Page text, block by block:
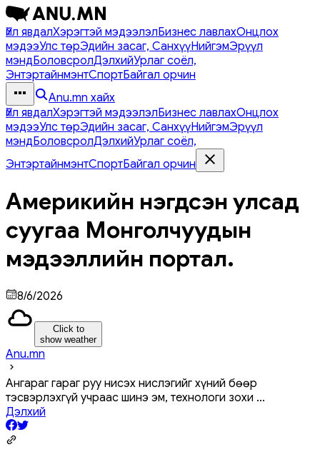
Үйл явдалХэрэгтэй мэдээлэлБизнес лавлахОнцлох
мэдээУлс төрЭдийн засаг, СанхүүНийгэмЭрүүл
мэндБоловсролДэлхийУрлаг соёл,
ЭнтэртайнмэнтСпортБайгал орчин
Anu.mn хайх
Үйл явдалХэрэгтэй мэдээлэлБизнес лавлахОнцлох
мэдээУлс төрЭдийн засаг, СанхүүНийгэмЭрүүл
мэндБоловсролДэлхийУрлаг соёл,
ЭнтэртайнмэнтСпортБайгал орчин
Америкийн нэгдсэн улсад
суугаа Монголчуудын
мэдээллийн портал.
8/6/2026
Click to
show weather
Anu.mn
Ангараг гараг руу нисэх нислэгийг хүний ​​бөөр
тэсвэрлэхгүй учраас шинэ эм, технологи зохи ...
Дэлхий